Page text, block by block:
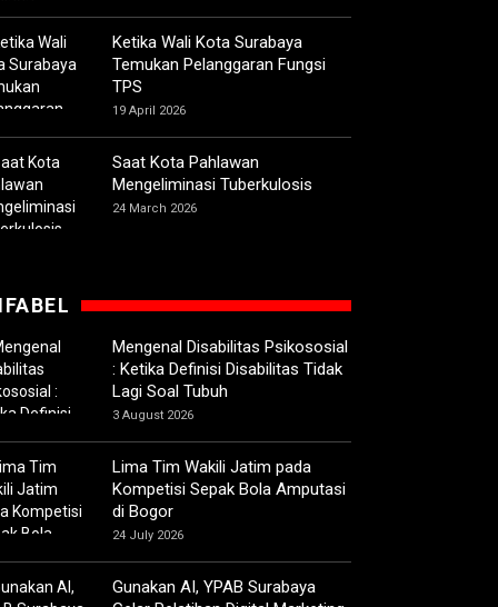
Ketika Wali Kota Surabaya
Temukan Pelanggaran Fungsi
TPS
19 April 2026
Saat Kota Pahlawan
Mengeliminasi Tuberkulosis
24 March 2026
Mengenal Disabilitas Psikososial
: Ketika Definisi Disabilitas Tidak
Lagi Soal Tubuh
3 August 2026
Lima Tim Wakili Jatim pada
Kompetisi Sepak Bola Amputasi
di Bogor
24 July 2026
Gunakan AI, YPAB Surabaya